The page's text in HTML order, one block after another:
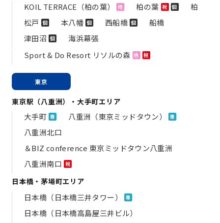
KOIL TERRACE（柏の葉） 他 柏の葉 祝 個
柏
松戸 個 本八幡 個 西船橋 個
船橋
津田沼 個
海浜幕張
Sport & Do Resort リソルの森 他 祝
東京
東京駅（八重洲）・大手町エリア
大手町 専 八重洲（東京ミッドタウン） 専
八重洲北口
＆BIZ conference 東京ミッドタウン八重洲
八重洲南口 祝
日本橋・茅場町エリア
日本橋（日本橋三井タワー） 専
日本橋（日本橋高島屋三井ビル）